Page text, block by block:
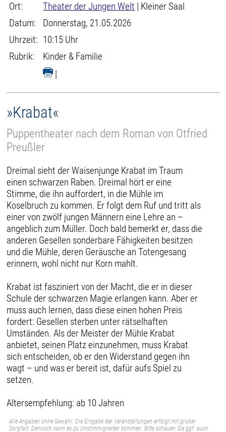
Ort: Theater der Jungen Welt | Kleiner Saal
Datum:
Donnerstag, 21.05.2026
Uhrzeit: 10:15 Uhr
Rubrik:
Kinder & Familie
|
»Krabat«
Puppentheater nach dem Roman von Otfried
Preußler
Dreimal sieht der Waisenjunge Krabat im Traum
einen schwarzen Raben. Dreimal hört er eine
Stimme, die ihn auffordert, in die Mühle im
Koselbruch zu kommen. Er folgt dem Ruf und tritt als
einer von zwölf jungen Männern eine Lehre an –
angeblich zum Müller. Doch bald bemerkt er, dass die
anderen Gesellen sonderbare Fähigkeiten besitzen
und die Mühle, deren Geräusche an Totengesang
erinnern, wohl nicht nur Korn mahlt.
Krabat ist fasziniert von der Macht, die er in dieser
Schule der schwarzen Magie erlangen kann. Aber er
muss auch lernen, dass diese einen hohen Preis
fordert: Gesellen sterben unter rätselhaften
Umständen. Als der Meister der Mühle Krabat
anbietet, seinen Platz einzunehmen, muss Krabat
sich entscheiden, ob er den Widerstand gegen ihn
wagt – und was er bereit ist, dafür aufs Spiel zu
setzen.
Altersempfehlung: ab 10 Jahren
Alle Angaben ohne Gewähr. Die Eingabe der Veranstaltungen erfolgt mit großer
Sorgfalt. Dennoch kann es zu Unstimmigkeiten kommen. Bitte schauen Sie ggf. auch